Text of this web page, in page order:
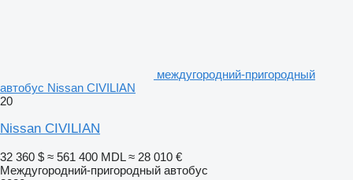
междугородний-пригородный
автобус Nissan CIVILIAN
20
Nissan CIVILIAN
32 360 $ ≈ 561 400 MDL ≈ 28 010 €
Междугородний-пригородный автобус